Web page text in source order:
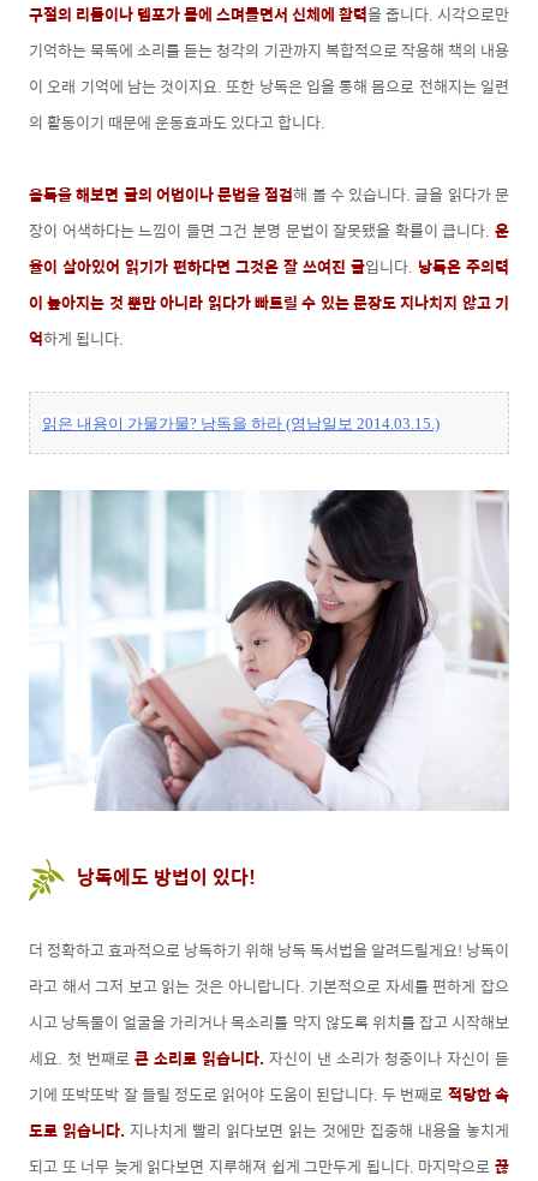
구절의 리듬이나 템포가 몸에 스며들면서 신체에 활력을 줍니다. 시각으로만
기억하는 묵독에 소리를 듣는 청각의 기관까지 복합적으로 작용해 책의 내용
이 오래 기억에 남는 것이지요. 또한 낭독은 입을 통해 몸으로 전해지는 일련
의 활동이기 때문에 운동효과도 있다고 합니다.
음독을 해보면 글의 어법이나 문법을 점검해 볼 수 있습니다. 글을 읽다가 문
장이 어색하다는 느낌이 들면 그건 분명 문법이 잘못됐을 확률이 큽니다. 운
율이 살아있어 읽기가 편하다면 그것은 잘 쓰여진 글입니다. 낭독은 주의력
이 높아지는 것 뿐만 아니라 읽다가 빠트릴 수 있는 문장도 지나치지 않고 기
억하게 됩니다.
읽은 내용이 가물가물? 낭독을 하라 (영남일보 2014.03.15.)
낭독에도 방법이 있다!
더 정확하고 효과적으로 낭독하기 위해 낭독 독서법을 알려드릴게요! 낭독이
라고 해서 그저 보고 읽는 것은 아니랍니다. 기본적으로 자세를 편하게 잡으
시고 낭독물이 얼굴을 가리거나 목소리를 막지 않도록 위치를 잡고 시작해보
세요. 첫 번째로큰 소리로 읽습니다.자신이 낸 소리가 청중이나 자신이 듣
기에 또박또박 잘 들릴 정도로 읽어야 도움이 된답니다. 두 번째로적당한 속
도로 읽습니다. 지나치게 빨리 읽다보면 읽는 것에만 집중해 내용을 놓치게
되고 또 너무 늦게 읽다보면 지루해져 쉽게 그만두게 됩니다. 마지막으로끊